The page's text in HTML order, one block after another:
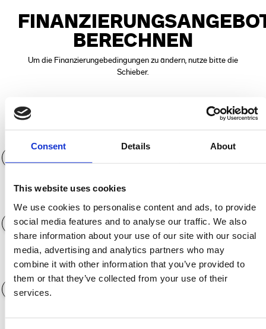
Consent Details About
This website uses cookies
We use cookies to personalise content and ads, to provide
social media features and to analyse our traffic. We also
share information about your use of our site with our social
media, advertising and analytics partners who may
combine it with other information that you’ve provided to
them or that they’ve collected from your use of their
services.
BERECHNEN
Um die Finanzierungebedingungen zu ändern, nutze bitte die
Schieber.
Anzahlung (€) 0€
Jahreskilometerleistung 3.000 KM